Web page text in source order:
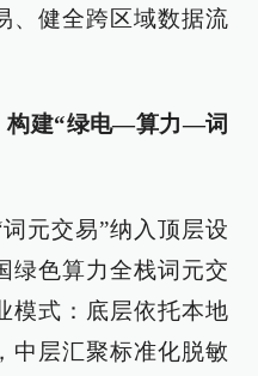
、健全跨区域数据流
构建“绿电—算力—词
元交易”纳入顶层设
绿色算力全栈词元交
模式：底层依托本地
中层汇聚标准化脱敏